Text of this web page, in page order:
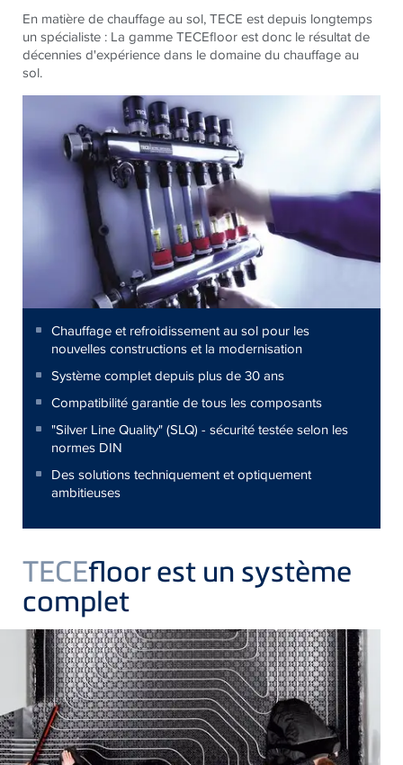
En matière de chauffage au sol, TECE est depuis longtemps
un spécialiste : La gamme TECEfloor est donc le résultat de
décennies d'expérience dans le domaine du chauffage au
sol.
Chauffage et refroidissement au sol pour les
nouvelles constructions et la modernisation
Système complet depuis plus de 30 ans
Compatibilité garantie de tous les composants
"Silver Line Quality" (SLQ) - sécurité testée selon les
normes DIN
Des solutions techniquement et optiquement
ambitieuses
TECEfloor est un système
complet